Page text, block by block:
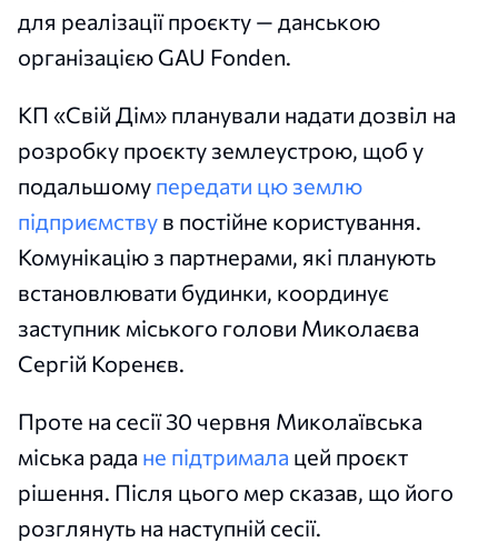
для реалізації проєкту — данською
організацією GAU Fonden.
КП «Свій Дім» планували надати дозвіл на
розробку проєкту землеустрою, щоб у
подальшому передати цю землю
підприємству в постійне користування.
Комунікацію з партнерами, які планують
встановлювати будинки, координує
заступник міського голови Миколаєва
Сергій Коренєв.
Проте на сесії 30 червня Миколаївська
міська рада не підтримала цей проєкт
рішення. Після цього мер сказав, що його
розглянуть на наступній сесії.